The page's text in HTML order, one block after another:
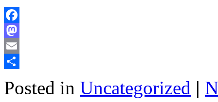
Facebook
Mastodon
Email
Posted in Uncategorized |